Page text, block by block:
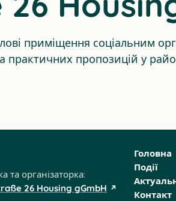
приміщення соціальним
практичних пропозицій у
та організаторка:
26 Housing gGmbH
Головна
Події
Контакт